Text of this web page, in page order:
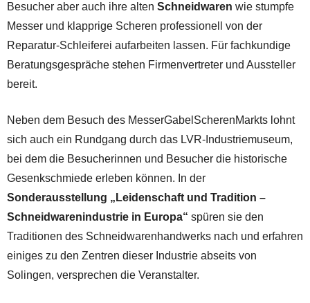
Besucher aber auch ihre alten Schneidwaren wie stumpfe
Messer und klapprige Scheren professionell von der
Reparatur-Schleiferei aufarbeiten lassen. Für fachkundige
Beratungsgespräche stehen Firmenvertreter und Aussteller
bereit.
Neben dem Besuch des MesserGabelScherenMarkts lohnt
sich auch ein Rundgang durch das LVR-Industriemuseum,
bei dem die Besucherinnen und Besucher die historische
Gesenkschmiede erleben können. In der
Sonderausstellung „Leidenschaft und Tradition –
Schneidwarenindustrie in Europa“ spüren sie den
Traditionen des Schneidwarenhandwerks nach und erfahren
einiges zu den Zentren dieser Industrie abseits von
Solingen, versprechen die Veranstalter.